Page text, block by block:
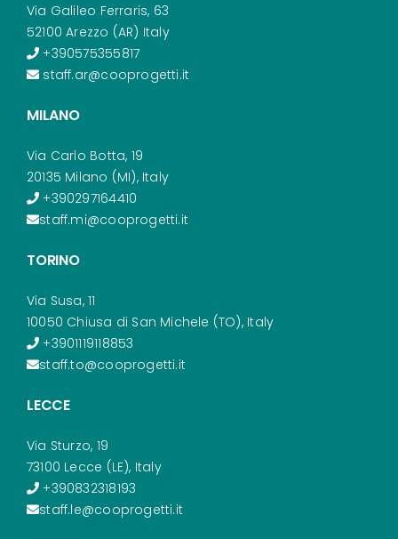
Via Galileo Ferraris, 63
52100 Arezzo (AR) Italy
+390575355817
staff.ar@cooprogetti.it
MILANO
Via Carlo Botta, 19
20135 Milano (MI), Italy
+390297164410
staff.mi@cooprogetti.it
TORINO
Via Susa, 11
10050 Chiusa di San Michele (TO), Italy
+3901119118853
staff.to@cooprogetti.it
LECCE
Via Sturzo, 19
73100 Lecce (LE), Italy
+390832318193
staff.le@cooprogetti.it